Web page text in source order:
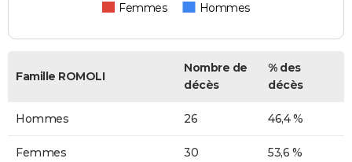
Femmes Hommes
Famille ROMOLI
Nombre de
décès
% des
décès
Hommes 26 46,4 %
Femmes 30 53,6 %